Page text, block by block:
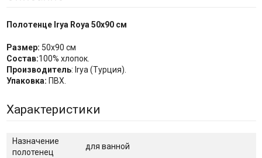
Полотенце Irya Roya 50x90 см
Размер: 50х90 см
Состав:100% хлопок.
Производитель: Irya (Турция).
Упаковка: ПВХ.
Характеристики
Назначение
полотенец
для ванной